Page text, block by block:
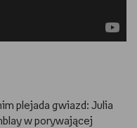
plejada gwiazd: Julia
w porywającej